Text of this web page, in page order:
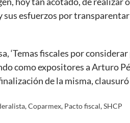
sus esfuerzos por
‘Temas fiscales por
como expositores a Arturo
de la misma,
,Coparmex, Pacto fiscal,SHCP